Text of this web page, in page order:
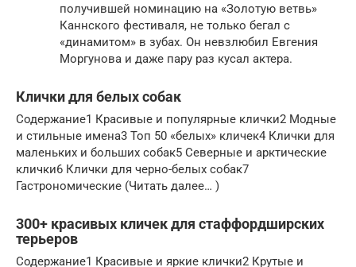
получившей номинацию на «Золотую ветвь»
Каннского фестиваля, не только бегал с
«динамитом» в зубах. Он невзлюбил Евгения
Моргунова и даже пару раз кусал актера.
Клички для белых собак
Содержание1 Красивые и популярные клички2 Модные
и стильные имена3 Топ 50 «белых» кличек4 Клички для
маленьких и больших собак5 Северные и арктические
клички6 Клички для черно-белых собак7
Гастрономические (Читать далее… )
300+ красивых кличек для стаффордширских
терьеров
Содержание1 Красивые и яркие клички2 Крутые и